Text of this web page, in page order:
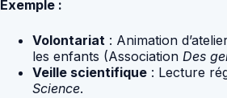
Exemple :
Volontariat : Animation
les enfants (Association Des
Veille scientifique : Lecture
Science.